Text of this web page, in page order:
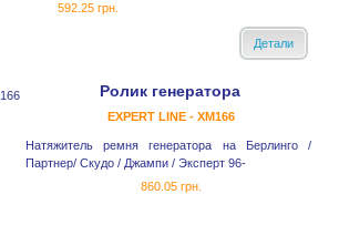
592.25 грн.
Детали
Ролик генератора
EXPERT LINE - XM166
Натяжитель ремня генератора на Берлинго /
Партнер/ Скудо / Джампи / Эксперт 96-
860.05 грн.